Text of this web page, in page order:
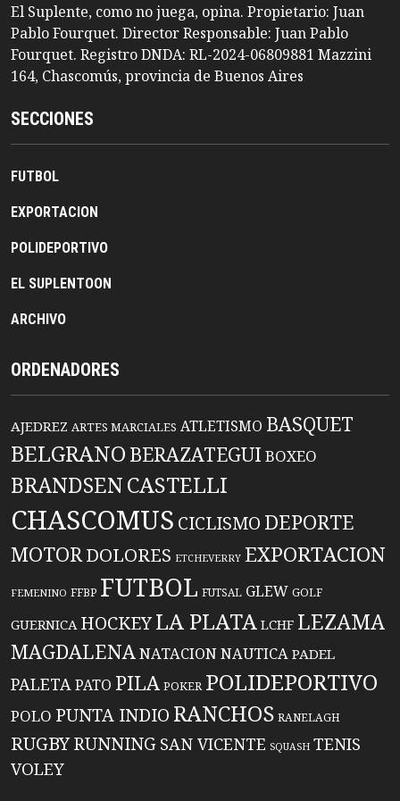
El Suplente, como no juega, opina. Propietario: Juan
Pablo Fourquet. Director Responsable: Juan Pablo
Fourquet. Registro DNDA: RL-2024-06809881 Mazzini
164, Chascomús, provincia de Buenos Aires
SECCIONES
FUTBOL
EXPORTACION
POLIDEPORTIVO
EL SUPLENTOON
ARCHIVO
ORDENADORES
AJEDREZ ARTES MARCIALES ATLETISMO BASQUET
BELGRANO BERAZATEGUIBOXEO
BRANDSENCASTELLI
CHASCOMUS CICLISMO DEPORTE
MOTORDOLORES ETCHEVERRY EXPORTACION
FEMENINO FFBP FUTBOL FUTSAL GLEW GOLF
GUERNICA HOCKEYLA PLATA LCHF LEZAMA
MAGDALENANATACIONNAUTICA PADEL
PALETA PATO PILA POKER POLIDEPORTIVO
POLO PUNTA INDIO RANCHOS RANELAGH
RUGBYRUNNING SAN VICENTE SQUASH TENIS
VOLEY